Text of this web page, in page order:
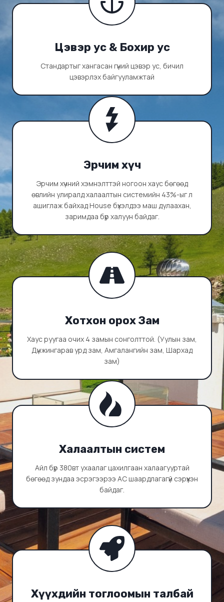
Цэвэр ус & Бохир ус
Стандартыг хангасан гүний цэвэр ус, бичил
цэвэрлэх байгууламжтай
Эрчим хүч
Эрчим хүчний хэмнэлттэй ногоон хаус бөгөөд
өвлийн улиралд халаалтын системийн 43%-ыг л
ашиглаж байхад House бүхэлдээ маш дулаахан,
заримдаа бүр халуун байдаг.
Хотхон орох Зам
Хаус руугаа очих 4 замын сонголттой. (Уулын зам,
Дүнжингарав урд зам, Амгалангийн зам, Шархад
зам)
Халаалтын систем
Айл бүр 380вт ухаалаг цахилгаан халаагууртай
бөгөөд зундаа эсрэгээрээ АС шаардлагагүй сэрүүхэн
байдаг.
Хүүхдийн тоглоомын талбай